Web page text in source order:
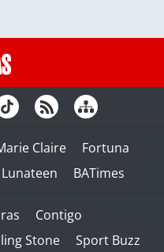
Claire
Fortuna
Lunateen BATimes
Contigo
Stone Sport Buzz